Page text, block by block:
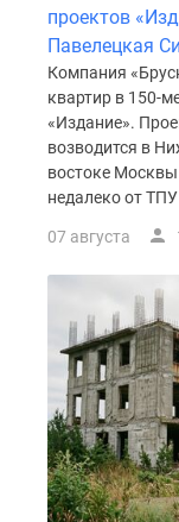
Рассрочка
Траншевая
ипотека
коттеджи
Коттеджные
поселки
Москве
Готовые
Строящиеся
коттеджные
Коттеджные
поселки
Коттеджные
проектов
Павелецкая
Компания
квартир в 150-
«Издание».
возводится в
востоке
недалеко от
07 августа